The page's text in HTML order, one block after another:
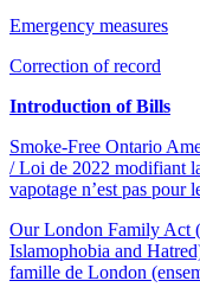
Emergency measures
Correction of record
Introduction of Bills
Smoke-Free Ontario
/ Loi de 2022 modifiant
vapotage n’est pas pour
Our London Family Act
Islamophobia and
famille de London